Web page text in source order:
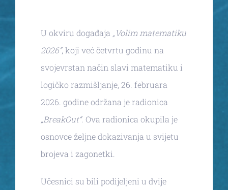
U okviru događaja „Volim matematiku
2026“, koji već četvrtu godinu na
svojevrstan način slavi matematiku i
logičko razmišljanje, 26. februara
2026. godine održana je radionica
„BreakOut“. Ova radionica okupila je
osnovce željne dokazivanja u svijetu
brojeva i zagonetki.
Učesnici su bili podijeljeni u dvije